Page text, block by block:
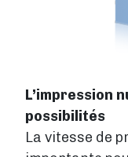
L’impression
possibilités
La vitesse de